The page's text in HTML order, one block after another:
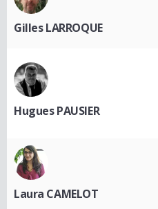
Gilles LARROQUE
Hugues PAUSIER
Laura CAMELOT